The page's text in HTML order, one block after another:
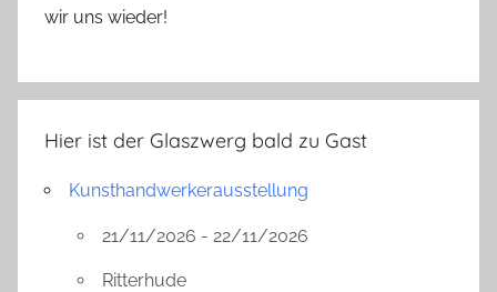
wir uns wieder!
Hier ist der Glaszwerg bald zu Gast
Kunsthandwerkerausstellung
21/11/2026 - 22/11/2026
Ritterhude